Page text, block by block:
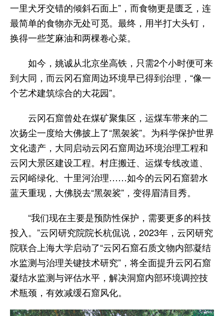
一里犬牙交错的倾斜石面上”，而食物更是匮乏，连
最简单的食物亦无处可觅。最终，用半打大头钉，
换得一些芝麻油和两棵卷心菜。
如今，姚诚从北京坐高铁，只需2个小时便可来
到大同，而云冈石窟周边环境早已得到治理，“像一
个艺术建筑综合的大花园”。
云冈石窟曾处在煤矿聚集区，运煤车带来的二
次扬尘一度给大佛披上了“黑袈裟”。为科学保护世界
文化遗产，大同启动云冈石窟周边环境治理工程和
云冈大景区建设工程。村庄搬迁、运煤专线改道、
云冈峪绿化、十里河治理……如今的云冈石窟碧水
蓝天重现，大佛脱去“黑袈裟”，变得眉清目秀。
“我们现在主要是预防性保护，需要更多的科技
投入。”云冈研究院院长杭侃说，2023年，云冈研究
院联合上海大学启动了“云冈石窟石质文物内部凝结
水监测与治理关键技术研究”，将全面提升云冈石窟
凝结水监测与评估水平，解决洞窟内部环境调控技
术瓶颈，有效减缓石窟风化。